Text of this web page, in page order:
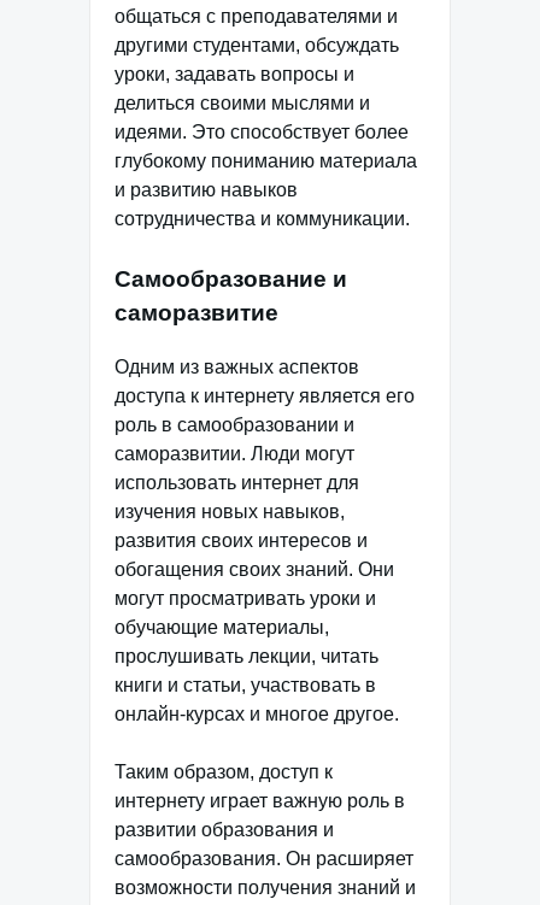
общаться с преподавателями и
другими студентами, обсуждать
уроки, задавать вопросы и
делиться своими мыслями и
идеями. Это способствует более
глубокому пониманию материала
и развитию навыков
сотрудничества и коммуникации.
Самообразование и
саморазвитие
Одним из важных аспектов
доступа к интернету является его
роль в самообразовании и
саморазвитии. Люди могут
использовать интернет для
изучения новых навыков,
развития своих интересов и
обогащения своих знаний. Они
могут просматривать уроки и
обучающие материалы,
прослушивать лекции, читать
книги и статьи, участвовать в
онлайн-курсах и многое другое.
Таким образом, доступ к
интернету играет важную роль в
развитии образования и
самообразования. Он расширяет
возможности получения знаний и